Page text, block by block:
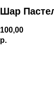
Шар
100,00
р.